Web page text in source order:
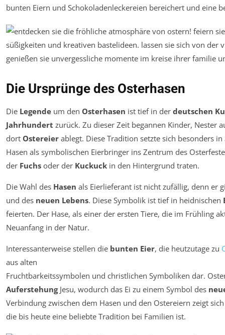
bunten Eiern und Schokoladenleckereien bereichert und eine
Die Ursprünge des Osterhasen
Die Legende um den Osterhasen ist tief in der deutschen
Jahrhundert zurück. Zu dieser Zeit begannen Kinder, Nester
dort Ostereier ablegt. Diese Tradition setzte sich besonders in
Hasen als symbolischen Eierbringer ins Zentrum des
der Fuchs oder der Kuckuck in den Hintergrund traten.
Die Wahl des Hasen als Eierlieferant ist nicht zufällig, denn er
und des neuen Lebens. Diese Symbolik ist tief in heidnischen
feierten. Der Hase, als einer der ersten Tiere, die im Frühling
Neuanfang in der Natur.
Interessanterweise stellen die bunten Eier, die heutzutage zu
aus alten
Fruchtbarkeitssymbolen und christlichen Symboliken dar.
AuferstehungJesu, wodurch das Ei zu einem Symbol des
Verbindung zwischen dem Hasen und den Ostereiern zeigt
die bis heute eine beliebte Tradition bei Familien ist.